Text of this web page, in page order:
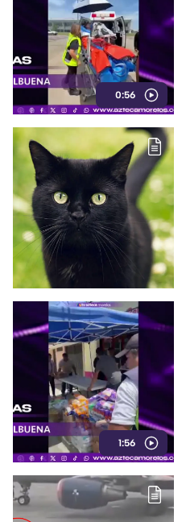
0:56
1:56